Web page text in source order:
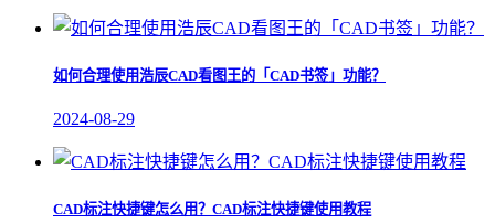
如何合理使用浩辰CAD看图王的「CAD书签」功能？
2024-08-29
CAD标注快捷键怎么用？CAD标注快捷键使用教程